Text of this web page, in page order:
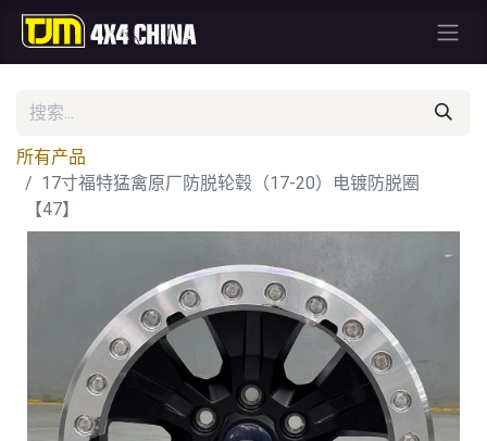
所有产品
17寸福特猛禽原厂防脱轮毂（17-20）电镀防脱圈
【47】